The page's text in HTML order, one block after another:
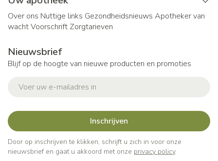
Over ons Nuttige links Gezondheidsnieuws Apotheker van
wachtVoorschrift Zorgtarieven
Nieuwsbrief
Blijf op de hoogte van nieuwe producten en promoties
Inschrijven
Door op inschrijven te klikken, schrijft u zich in voor onze
nieuwsbrief en gaat u akkoord met onze privacy policy.